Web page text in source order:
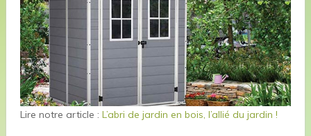
Lire notre article : L’abri de jardin en bois, l’allié du jardin !